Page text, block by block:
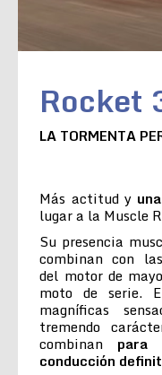
Rocket
LA TORMENTA
Más actitud y
lugar a la Muscle
Su presencia
combinan con
del motor de
moto de serie.
magníficas
tremendo
combinan para
conducción